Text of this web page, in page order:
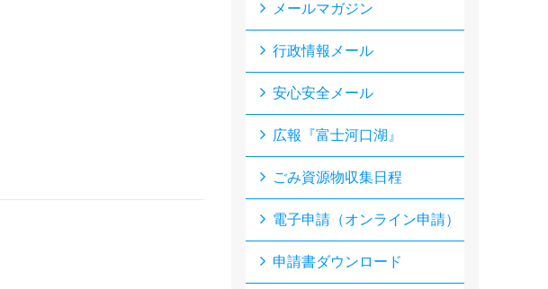
メールマガジン
行政情報メール
安心安全メール
広報『富士河口湖』
ごみ資源物収集日程
電子申請（オンライン申請）
申請書ダウンロード